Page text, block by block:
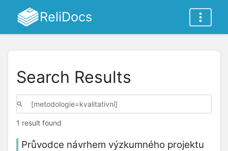
ReliDocs
Search Results
1 result found
Průvodce návrhem výzkumného projektu